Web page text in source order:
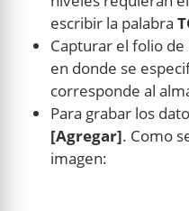
escribir la palabra
Capturar el folio de
en donde se
corresponde al
Para grabar los
[Agregar]. Como
imagen: